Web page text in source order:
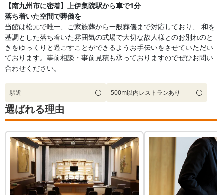
【南九州市に密着】上伊集院駅から車で1分
落ち着いた空間で葬儀を
当館は松元で唯一、ご家族葬から一般葬儀まで対応しており、 和を
基調とした落ち着いた雰囲気の式場で大切な故人様とのお別れのと
きをゆっくりと過ごすことができるようお手伝いをさせていただい
ております。事前相談・事前見積も承っておりますのでぜひお問い
合わせください。
駅近 500m以内レストランあり
選ばれる理由